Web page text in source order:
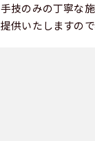
手技のみの丁寧な
提供いたしますの